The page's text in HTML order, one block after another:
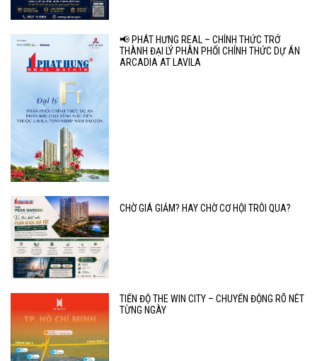
📢 PHÁT HƯNG REAL – CHÍNH THỨC TRỞ
THÀNH ĐẠI LÝ PHÂN PHỐI CHÍNH THỨC DỰ ÁN
ARCADIA AT LAVILA
CHỜ GIÁ GIẢM? HAY CHỜ CƠ HỘI TRÔI QUA?
TIẾN ĐỘ THE WIN CITY – CHUYỂN ĐỘNG RÕ NÉT
TỪNG NGÀY